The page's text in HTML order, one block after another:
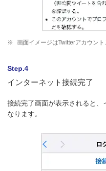
※ 画面イメージはTwitterアカウント
Step.4
インターネット接続完了
接続完了画面が表示されると
なります。